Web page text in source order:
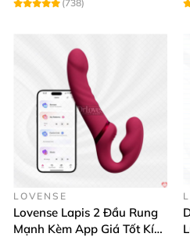
bao giờ hết. 🌟 Mua ngay
(738)
LOVENSE
Lovense Lapis 2 Đầu Rung
Mạnh Kèm App Giá Tốt Kín